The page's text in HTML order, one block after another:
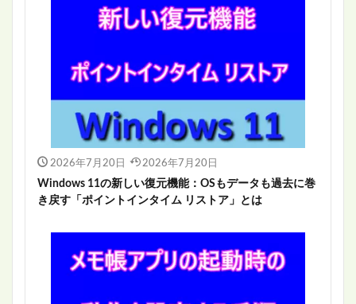
2026年7月20日 2026年7月20日
Windows 11の新しい復元機能：OSもデータも過去に巻
き戻す「ポイントインタイム リストア」とは